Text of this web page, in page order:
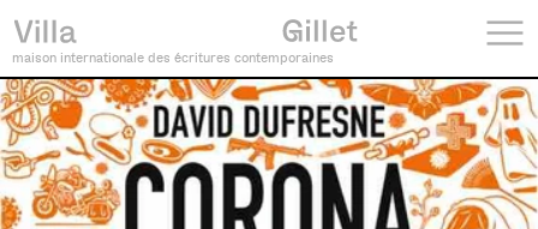
maison internationale des écritures contemporaines